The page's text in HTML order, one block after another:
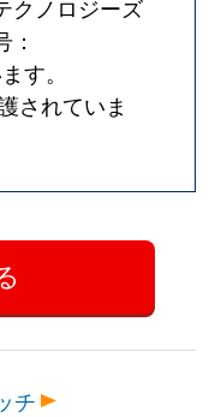
クノロジーズ
す。
されていま
チ